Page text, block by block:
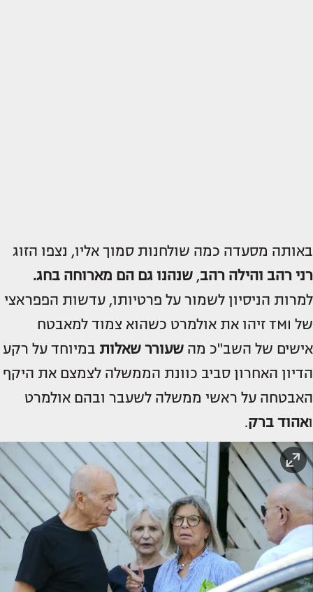
באותה מסעדה כמה שולחנות סמוך אליו, נצפו הזוג
רני רהב והילה רהב, שנהנו גם הם מארוחה בחג.
למרות הניסיון לשמור על פרטיותו, עדשות הפפראצי
של TMI זיהו את אולמרט כשהוא צמוד למאבטח
אישים של השב"כ מה שעורר שאלות במיוחד על רקע
הדיון האחרון סביב כוונת הממשלה לצמצם את היקף
האבטחה על ראשי ממשלה לשעבר ובהם אולמרט
ואהוד ברק.